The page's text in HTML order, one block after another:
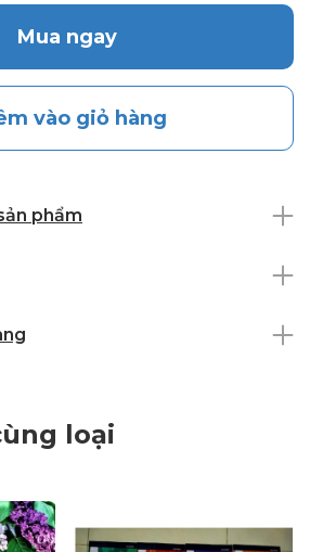
Mua ngay
vào giỏ hàng
phẩm
loại